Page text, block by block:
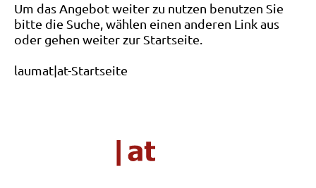
Um das Angebot weiter zu nutzen benutzen Sie
bitte die Suche, wählen einen anderen Link aus
oder gehen weiter zur Startseite.
laumat|at-Startseite